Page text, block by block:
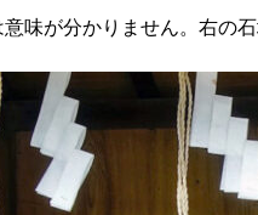
味が分かりません。右の